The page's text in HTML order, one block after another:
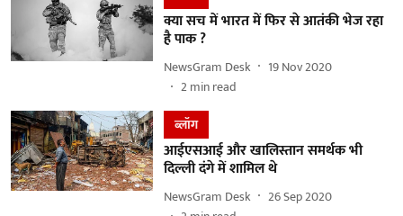
क्या सच में भारत में फिर से आतंकी भेज रहा
है पाक ?
NewsGram Desk
19 Nov 2020
2min read
ब्लॉग
आईएसआई और खालिस्तान समर्थक भी
दिल्ली दंगे में शामिल थे
NewsGram Desk
26 Sep 2020